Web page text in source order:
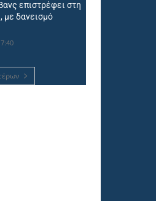
επιστρέφει στη
με δανεισμό